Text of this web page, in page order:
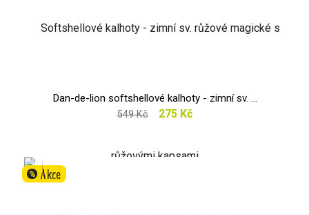
Dan-de-lion softshellové kalhoty - zimní sv. ...
549 Kč 275 Kč
% Akce